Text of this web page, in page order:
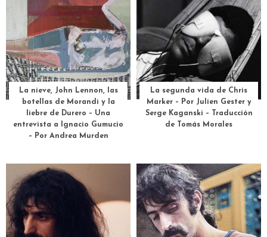
La nieve, John Lennon, las
botellas de Morandi y la
liebre de Durero – Una
entrevista a Ignacio Gumucio
– Por Andrea Murden
La segunda vida de Chris
Marker – Por Julien Gester y
Serge Kaganski – Traducción
de Tomás Morales